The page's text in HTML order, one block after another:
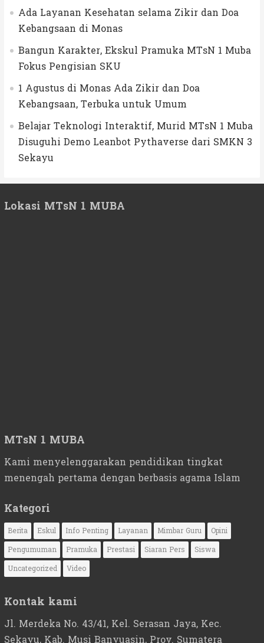
Ada Layanan Kesehatan selama Zikir dan Doa
Kebangsaan di Monas
Bangun Karakter, Ekskul Pramuka MTsN 1 Muba
Fokus Pengisian SKU
1 Agustus di Monas Ada Zikir dan Doa
Kebangsaan, Terbuka untuk Umum
Belajar Teknologi Interaktif, Murid MTsN 1 Muba
Disuguhi Demo Leanbot Pythaverse dari SMKN 3
Sekayu
Lokasi MTsN 1 MUBA
MTsN 1 MUBA
Kami menyelenggarakan pendidikan tingkat
menengah pertama dengan berbasis agama Islam
Kategori
Berita Eskul Info Penting Layanan Mimbar Guru
Opini
Pengumuman
Pramuka Prestasi Siaran Pers
Siswa
Uncategorized
Video
Kontak kami
Jl. Merdeka No. 43/41, Kel. Serasan Jaya, Kec.